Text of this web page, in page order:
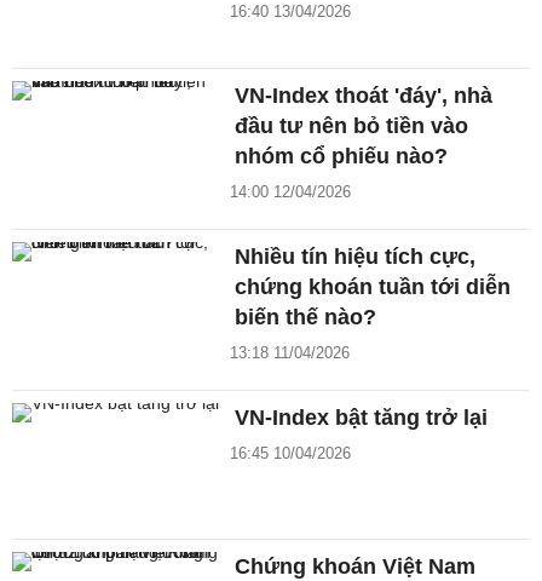
16:40 13/04/2026
VN-Index thoát 'đáy', nhà
đầu tư nên bỏ tiền vào
nhóm cổ phiếu nào?
14:00 12/04/2026
Nhiều tín hiệu tích cực,
chứng khoán tuần tới diễn
biến thế nào?
13:18 11/04/2026
VN-Index bật tăng trở lại
16:45 10/04/2026
Chứng khoán Việt Nam